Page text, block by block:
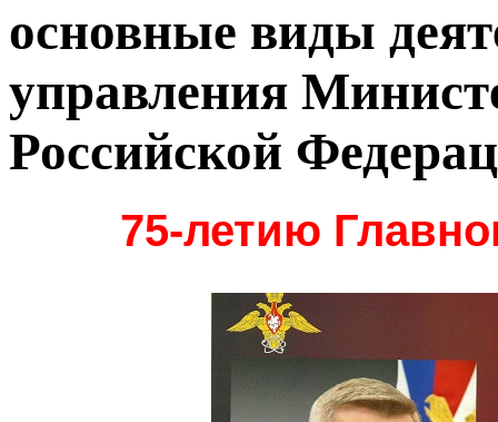
основные виды
управления
Российской
75-летию